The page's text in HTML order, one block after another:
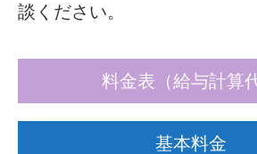
談ください。
料金表（給与計算
基本料金